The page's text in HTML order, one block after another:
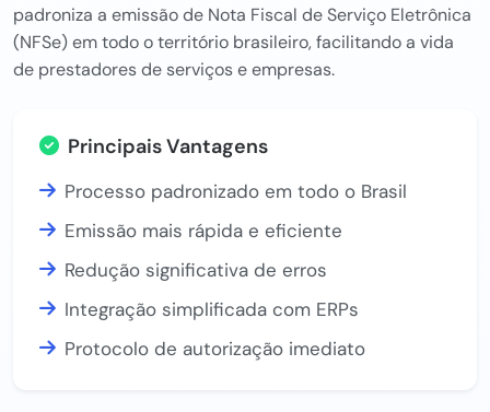
padroniza a emissão de Nota Fiscal de Serviço Eletrônica
(NFSe) em todo o território brasileiro, facilitando a vida
de prestadores de serviços e empresas.
Principais Vantagens
Processo padronizado em todo o Brasil
Emissão mais rápida e eficiente
Redução significativa de erros
Integração simplificada com ERPs
Protocolo de autorização imediato